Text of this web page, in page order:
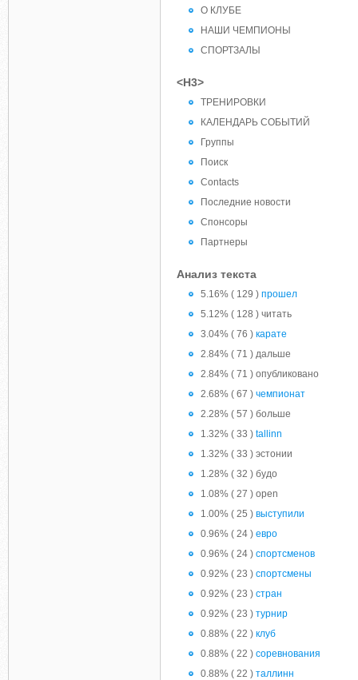
О КЛУБЕ
НАШИ ЧЕМПИОНЫ
СПОРТЗАЛЫ
<H3>
ТРЕНИРОВКИ
КАЛЕНДАРЬ СОБЫТИЙ
Группы
Поиск
Contacts
Последние новости
Спонсоры
Партнеры
Анализ текста
5.16% ( 129 ) прошел
5.12% ( 128 ) читать
3.04% ( 76 ) карате
2.84% ( 71 ) дальше
2.84% ( 71 ) опубликовано
2.68% ( 67 ) чемпионат
2.28% ( 57 ) больше
1.32% ( 33 ) tallinn
1.32% ( 33 ) эстонии
1.28% ( 32 ) будо
1.08% ( 27 ) open
1.00% ( 25 ) выступили
0.96% ( 24 ) евро
0.96% ( 24 ) спортсменов
0.92% ( 23 ) спортсмены
0.92% ( 23 ) стран
0.92% ( 23 ) турнир
0.88% ( 22 ) клуб
0.88% ( 22 ) соревнования
0.88% ( 22 ) таллинн